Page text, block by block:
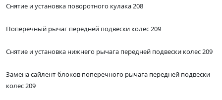
Снятие и установка поворотного кулака 208
Поперечный рычаг передней подвески колес 209
Снятие и установка нижнего рычага передней подвески колес 209
Замена сайлент-блоков поперечного рычага передней подвески
колес 209